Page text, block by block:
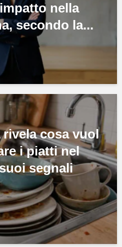
nella
secondo la...
cosa vuol
i piatti nel
segnali